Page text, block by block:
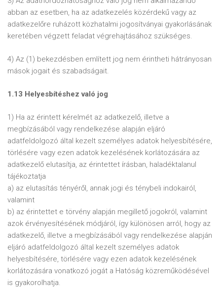
abban az esetben, ha az adatkezelés közérdekű vagy az
adatkezelőre ruházott közhatalmi jogosítványai gyakorlásának
keretében végzett feladat végrehajtásához szükséges.
4) Az (1) bekezdésben említett jog nem érintheti hátrányosan
mások jogait és szabadságait.
1.13 Helyesbítéshez való jog
1) Ha az érintett kérelmét az adatkezelő, illetve a
megbízásából vagy rendelkezése alapján eljáró
adatfeldolgozó által kezelt személyes adatok helyesbítésére,
törlésére vagy ezen adatok kezelésének korlátozására az
adatkezelő elutasítja, az érintettet írásban, haladéktalanul
tájékoztatja
a) az elutasítás tényéről, annak jogi és ténybeli indokairól,
valamint
b) az érintettet e törvény alapján megillető jogokról, valamint
azok érvényesítésének módjáról, így különösen arról, hogy az
adatkezelő, illetve a megbízásából vagy rendelkezése alapján
eljáró adatfeldolgozó által kezelt személyes adatok
helyesbítésére, törlésére vagy ezen adatok kezelésének
korlátozására vonatkozó jogát a Hatóság közreműködésével
is gyakorolhatja.